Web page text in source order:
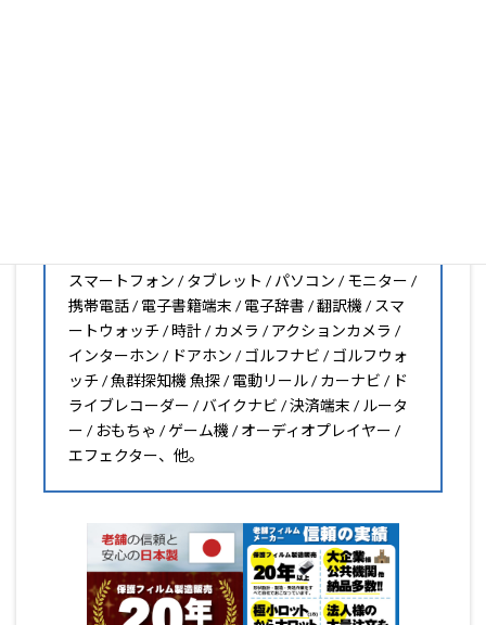
スマートフォン / タブレット / パソコン / モニター /
携帯電話 / 電子書籍端末 / 電子辞書 / 翻訳機 / スマ
ートウォッチ / 時計 / カメラ / アクションカメラ /
インターホン / ドアホン / ゴルフナビ / ゴルフウォ
ッチ / 魚群探知機 魚探 / 電動リール / カーナビ / ド
ライブレコーダー / バイクナビ / 決済端末 / ルータ
ー / おもちゃ / ゲーム機 / オーディオプレイヤー /
エフェクター、他。